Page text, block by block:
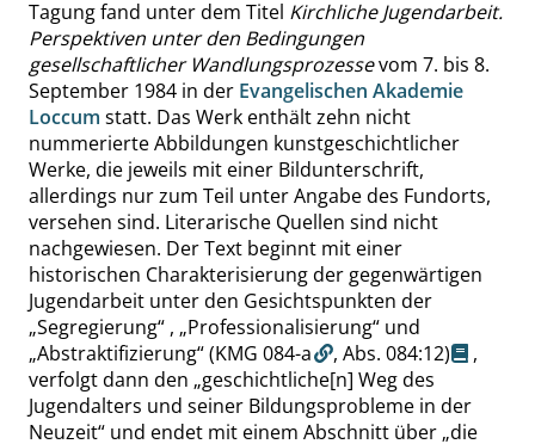
Tagung fand unter dem Titel Kirchliche Jugendarbeit.
Perspektiven unter den Bedingungen
gesellschaftlicher Wandlungsprozessevom 7. bis 8.
September 1984 in der Evangelischen Akademie
Loccum statt. Das Werk enthält zehn nicht
nummerierte Abbildungen kunstgeschichtlicher
Werke, die jeweils mit einer Bildunterschrift,
allerdings nur zum Teil unter Angabe des Fundorts,
versehen sind. Literarische Quellen sind nicht
nachgewiesen. Der Text beginnt mit einer
historischen Charakterisierung der gegenwärtigen
Jugendarbeit unter den Gesichtspunkten der
„Segregierung“ , „Professionalisierung“ und
„Abstraktifizierung“(KMG 084-a , Abs. 084:12)
,
verfolgt dann den „geschichtliche[n] Weg des
Jugendalters und seiner Bildungsprobleme in der
Neuzeit“ und endet mit einem Abschnitt über „die